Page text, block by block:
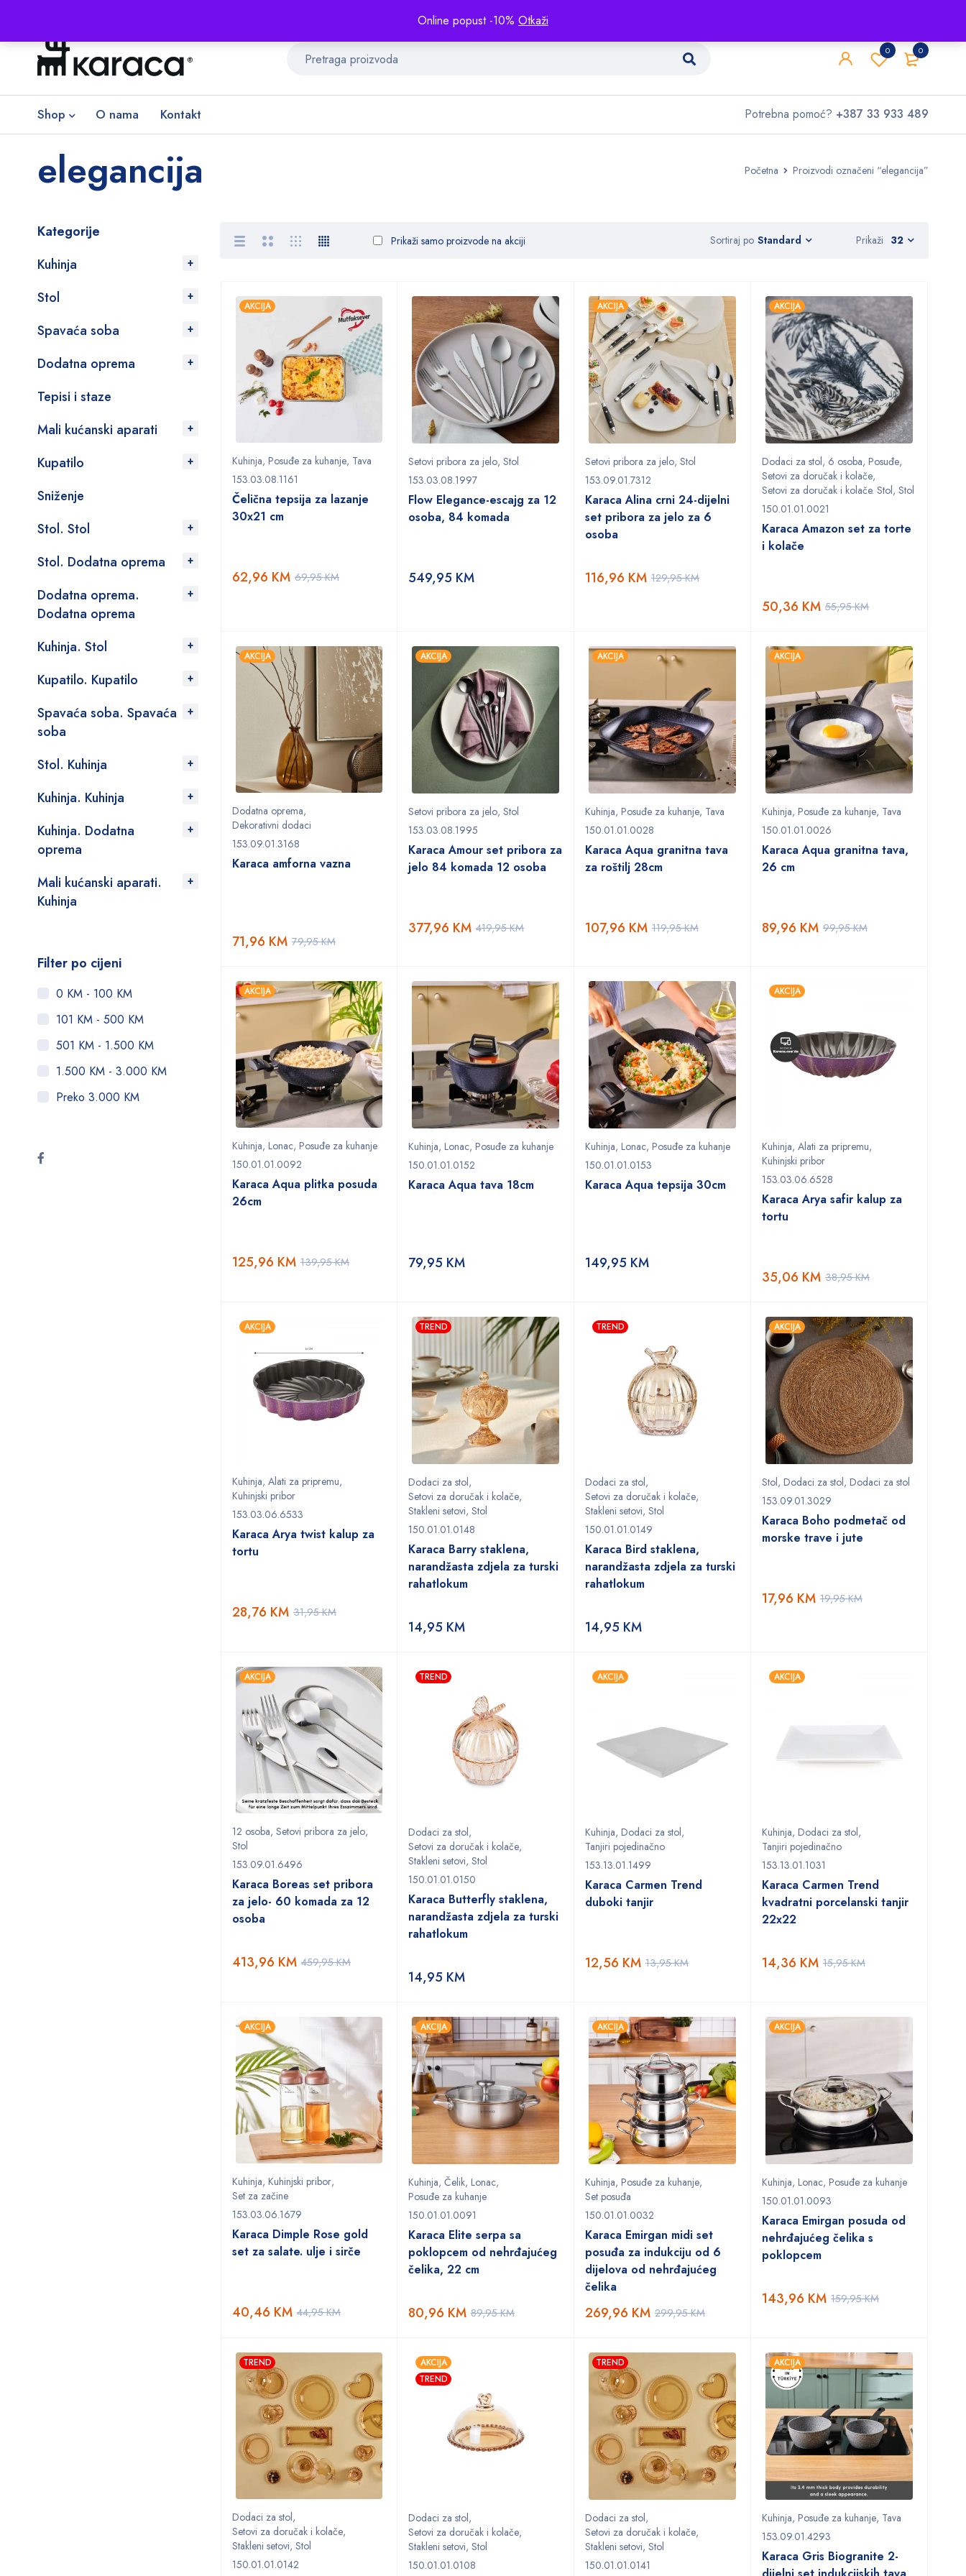
Online popust -10% Otkaži
0
0
Shop O nama Kontakt Potrebna pomoć? +387 33 933 489
Početna Proizvodi označeni “elegancija”
elegancija
Kategorije
Kuhinja
Stol
Spavaća soba
Dodatna oprema
Tepisi i staze
Mali kućanski aparati
Kupatilo
Sniženje
Stol. Stol
Stol. Dodatna oprema
Dodatna oprema.
Dodatna oprema
Kuhinja. Stol
Kupatilo. Kupatilo
Spavaća soba. Spavaća
soba
Stol. Kuhinja
Kuhinja. Kuhinja
Kuhinja. Dodatna
oprema
Mali kućanski aparati.
Kuhinja
Filter po cijeni
0 KM - 100 KM
101 KM - 500 KM
501 KM - 1.500 KM
1.500 KM - 3.000 KM
Preko 3.000 KM
Sortiraj po Standard
Prikaži samo proizvode na akciji Prikaži 32
AKCIJA
Kuhinja, Posuđe za kuhanje, Tava
153.03.08.1161
Čelična tepsija za lazanje
30x21 cm
69,95KM
62,96 KM
Setovi pribora za jelo, Stol
153.03.08.1997
Flow Elegance-escajg za 12
osoba, 84 komada
549,95 KM
AKCIJA
Setovi pribora za jelo, Stol
153.09.01.7312
Karaca Alina crni 24-dijelni
set pribora za jelo za 6
osoba
129,95KM
116,96 KM
AKCIJA
Dodaci za stol, 6 osoba, Posuđe,
Setovi za doručak i kolače,
Setovi za doručak i kolače. Stol, Stol
150.01.01.0021
Karaca Amazon set za torte
i kolače
55,95KM
50,36 KM
AKCIJA
Dodatna oprema,
Dekorativni dodaci
153.09.01.3168
Karaca amforna vazna
79,95KM
71,96 KM
AKCIJA
Setovi pribora za jelo, Stol
153.03.08.1995
Karaca Amour set pribora za
jelo 84 komada 12 osoba
419,95KM
377,96 KM
AKCIJA
Kuhinja, Posuđe za kuhanje, Tava
150.01.01.0028
Karaca Aqua granitna tava
za roštilj 28cm
119,95KM
107,96 KM
AKCIJA
Kuhinja, Posuđe za kuhanje, Tava
150.01.01.0026
Karaca Aqua granitna tava,
26 cm
99,95KM
89,96 KM
AKCIJA
Kuhinja, Lonac, Posuđe za kuhanje
150.01.01.0092
Karaca Aqua plitka posuda
26cm
139,95KM
125,96 KM
Kuhinja, Lonac, Posuđe za kuhanje
150.01.01.0152
Karaca Aqua tava 18cm
79,95 KM
Kuhinja, Lonac, Posuđe za kuhanje
150.01.01.0153
Karaca Aqua tepsija 30cm
149,95 KM
AKCIJA
Kuhinja, Alati za pripremu,
Kuhinjski pribor
153.03.06.6528
Karaca Arya safir kalup za
tortu
38,95KM
35,06 KM
AKCIJA
Kuhinja, Alati za pripremu,
Kuhinjski pribor
153.03.06.6533
Karaca Arya twist kalup za
tortu
31,95KM
28,76 KM
TREND
Dodaci za stol,
Setovi za doručak i kolače,
Stakleni setovi, Stol
150.01.01.0148
Karaca Barry staklena,
narandžasta zdjela za turski
rahatlokum
14,95 KM
TREND
Dodaci za stol,
Setovi za doručak i kolače,
Stakleni setovi, Stol
150.01.01.0149
Karaca Bird staklena,
narandžasta zdjela za turski
rahatlokum
14,95 KM
AKCIJA
Stol, Dodaci za stol, Dodaci za stol
153.09.01.3029
Karaca Boho podmetač od
morske trave i jute
19,95KM
17,96 KM
AKCIJA
12 osoba, Setovi pribora za jelo,
Stol
153.09.01.6496
Karaca Boreas set pribora
za jelo- 60 komada za 12
osoba
459,95KM
413,96 KM
TREND
Dodaci za stol,
Setovi za doručak i kolače,
Stakleni setovi, Stol
150.01.01.0150
Karaca Butterfly staklena,
narandžasta zdjela za turski
rahatlokum
14,95 KM
AKCIJA
Kuhinja, Dodaci za stol,
Tanjiri pojedinačno
153.13.01.1499
Karaca Carmen Trend
duboki tanjir
13,95KM
12,56 KM
AKCIJA
Kuhinja, Dodaci za stol,
Tanjiri pojedinačno
153.13.01.1031
Karaca Carmen Trend
kvadratni porcelanski tanjir
22x22
15,95KM
14,36 KM
AKCIJA
Kuhinja, Kuhinjski pribor,
Set za začine
153.03.06.1679
Karaca Dimple Rose gold
set za salate. ulje i sirče
44,95KM
40,46 KM
AKCIJA
Kuhinja, Čelik, Lonac,
Posuđe za kuhanje
150.01.01.0091
Karaca Elite serpa sa
poklopcem od nehrđajućeg
čelika, 22 cm
89,95KM
80,96 KM
AKCIJA
Kuhinja, Posuđe za kuhanje,
Set posuđa
150.01.01.0032
Karaca Emirgan midi set
posuđa za indukciju od 6
dijelova od nehrđajućeg
čelika
299,95KM
269,96 KM
AKCIJA
Kuhinja, Lonac, Posuđe za kuhanje
150.01.01.0093
Karaca Emirgan posuda od
nehrđajućeg čelika s
poklopcem
159,95KM
143,96 KM
TREND
Dodaci za stol,
Setovi za doručak i kolače,
Stakleni setovi, Stol
150.01.01.0142
AKCIJA
TREND
Dodaci za stol,
Setovi za doručak i kolače,
Stakleni setovi, Stol
150.01.01.0108
TREND
Dodaci za stol,
Setovi za doručak i kolače,
Stakleni setovi, Stol
150.01.01.0141
AKCIJA
Kuhinja, Posuđe za kuhanje, Tava
153.09.01.4293
Karaca Gris Biogranite 2-